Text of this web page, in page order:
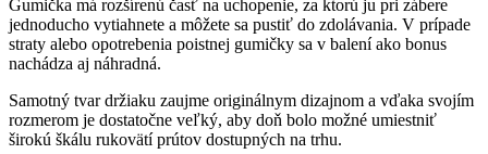
Gumička má rozšírenú časť na uchopenie, za ktorú ju pri zábere
jednoducho vytiahnete a môžete sa pustiť do zdolávania. V prípade
straty alebo opotrebenia poistnej gumičky sa v balení ako bonus
nachádza aj náhradná.
Samotný tvar držiaku zaujme originálnym dizajnom a vďaka svojím
rozmerom je dostatočne veľký, aby doň bolo možné umiestniť
širokú škálu rukovätí prútov dostupných na trhu.